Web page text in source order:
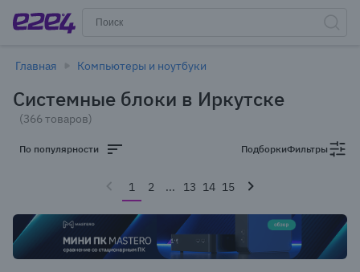
Главная Компьютеры и ноутбуки
Системные блоки в Иркутске
(366 товаров)
По популярности ПодборкиФильтры
1 2 ... 13 14 15